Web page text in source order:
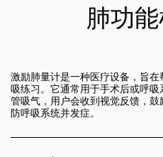
肺功
激励肺量计是一种医疗设备，旨
吸练习。它通常用于手术后或呼
管吸气，用户会收到视觉反馈，
防呼吸系统并发症。